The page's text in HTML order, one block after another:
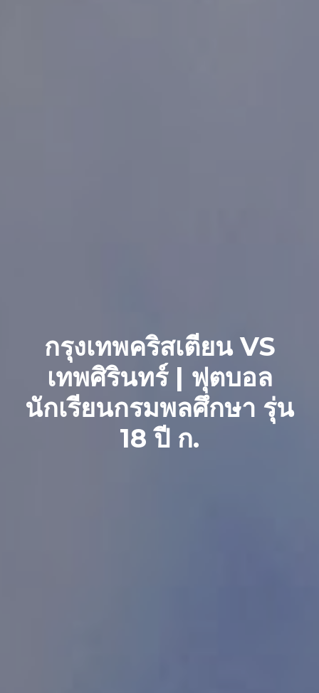
กรุงเทพคริสเตียน VS
เทพศิรินทร์ | ฟุตบอล
นักเรียนกรมพลศึกษา รุ่น
18 ปี ก.